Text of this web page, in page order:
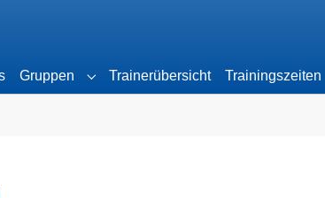
(current)
Gruppen
Submenu for "Gruppen"
Trainerübersicht Trainingszeiten